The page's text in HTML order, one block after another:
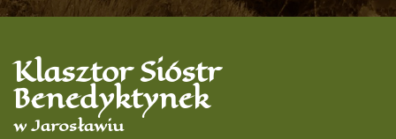
Klasztor Sióstr
Benedyktynek
w Jarosławiu